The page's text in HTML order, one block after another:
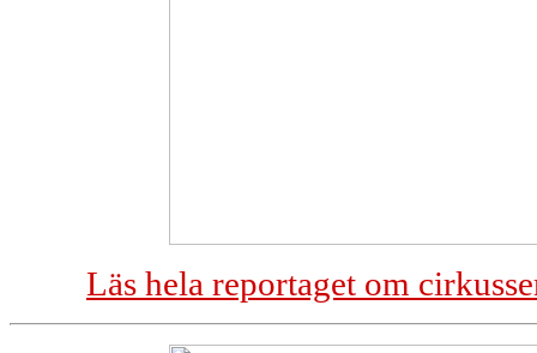
Läs hela reportaget om